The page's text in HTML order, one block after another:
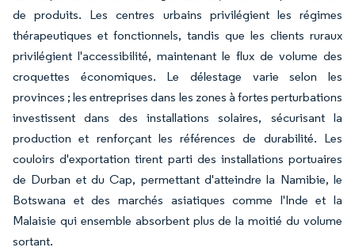
de produits. Les centres urbains privilégient les régimes
thérapeutiques et fonctionnels, tandis que les clients ruraux
privilégient l'accessibilité, maintenant le flux de volume des
croquettes économiques. Le délestage varie selon les
provinces ; les entreprises dans les zones à fortes perturbations
investissent dans des installations solaires, sécurisant la
production et renforçant les références de durabilité. Les
couloirs d'exportation tirent parti des installations portuaires
de Durban et du Cap, permettant d'atteindre la Namibie, le
Botswana et des marchés asiatiques comme l'Inde et la
Malaisie qui ensemble absorbent plus de la moitié du volume
sortant.